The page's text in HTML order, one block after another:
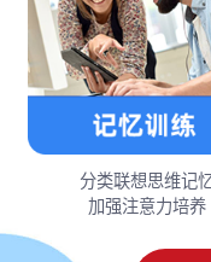
分类联想思维记
加强注意力培养